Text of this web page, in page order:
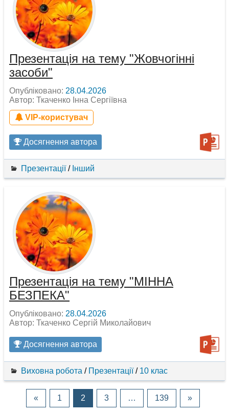
Презентація на тему "Жовчогінні
засоби"
Опубліковано: 28.04.2026
Автор: Ткаченко Інна Сергіївна
VIP-користувач
Досягнення автора
Презентації/ Інший
Презентація на тему "МІННА
БЕЗПЕКА"
Опубліковано: 28.04.2026
Автор: Ткаченко Сергій Миколайович
Досягнення автора
Виховна робота / Презентації/ 10 клас
« 1 2 3 … 139 »